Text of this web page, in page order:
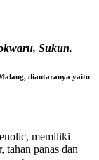
Sukun.
diantaranya yaitu
memiliki
tahan panas dan